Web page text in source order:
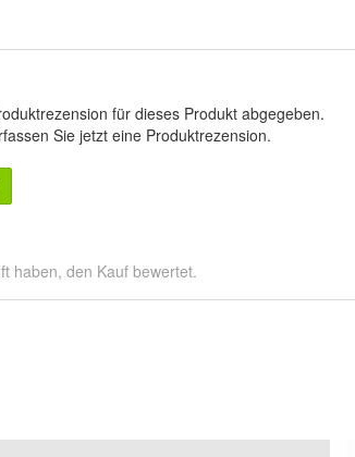
für dieses Produkt abgegeben.
Sie jetzt eine Produktrezension.
haben, den Kauf bewertet.